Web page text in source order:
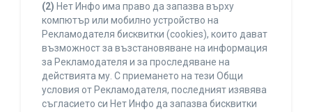
(2) Нет Инфо има право да запазва върху
компютър или мобилно устройство на
Рекламодателя бисквитки (cookies), които дават
възможност за възстановяване на информация
за Рекламодателя и за проследяване на
действията му. С приемането на тези Общи
условия от Рекламодателя, последният изявява
съгласието си Нет Инфо да запазва бисквитки